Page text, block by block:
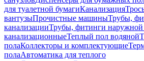
для туалетной бумагиКанализация
вантузыПрочистные машиныТрубы,
канализацииТрубы, фитинги наружной
канализационныеТеплый пол водяной
полаКоллекторы и комплектующие
полаАвтоматика для теплого